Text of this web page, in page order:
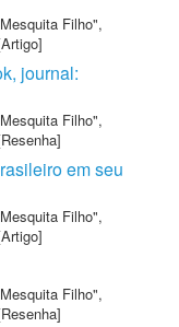
Filho",
journal:
Filho",
em seu
Filho",
Filho",